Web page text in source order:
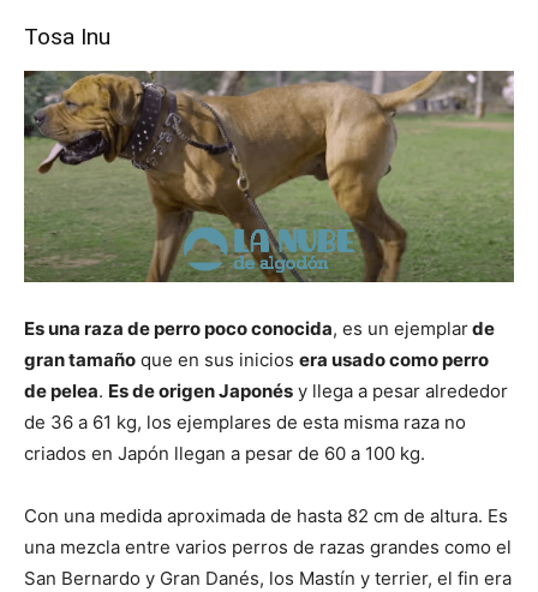
Tosa Inu
Es una raza de perro poco conocida, es un ejemplarde
gran tamaño que en sus inicios era usado como perro
de pelea. Es de origen Japonés y llega a pesar alrededor
de 36 a 61 kg, los ejemplares de esta misma raza no
criados en Japón llegan a pesar de 60 a 100 kg.
Con una medida aproximada de hasta 82 cm de altura. Es
una mezcla entre varios perros de razas grandes como el
San Bernardo y Gran Danés, los Mastín y terrier, el fin era